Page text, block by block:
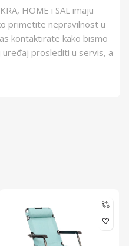
HOME i SAL imaju
primetite nepravilnost u
kontaktirate kako bismo
proslediti u servis, a